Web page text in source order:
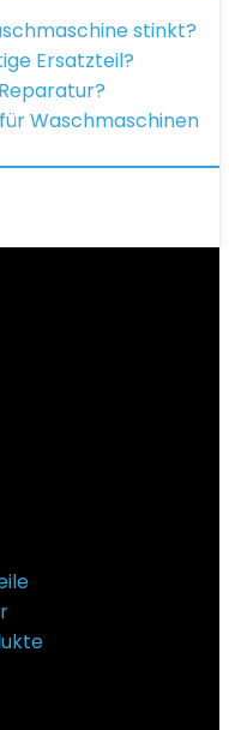
stinkt?
Ersatzteil?
Waschmaschinen